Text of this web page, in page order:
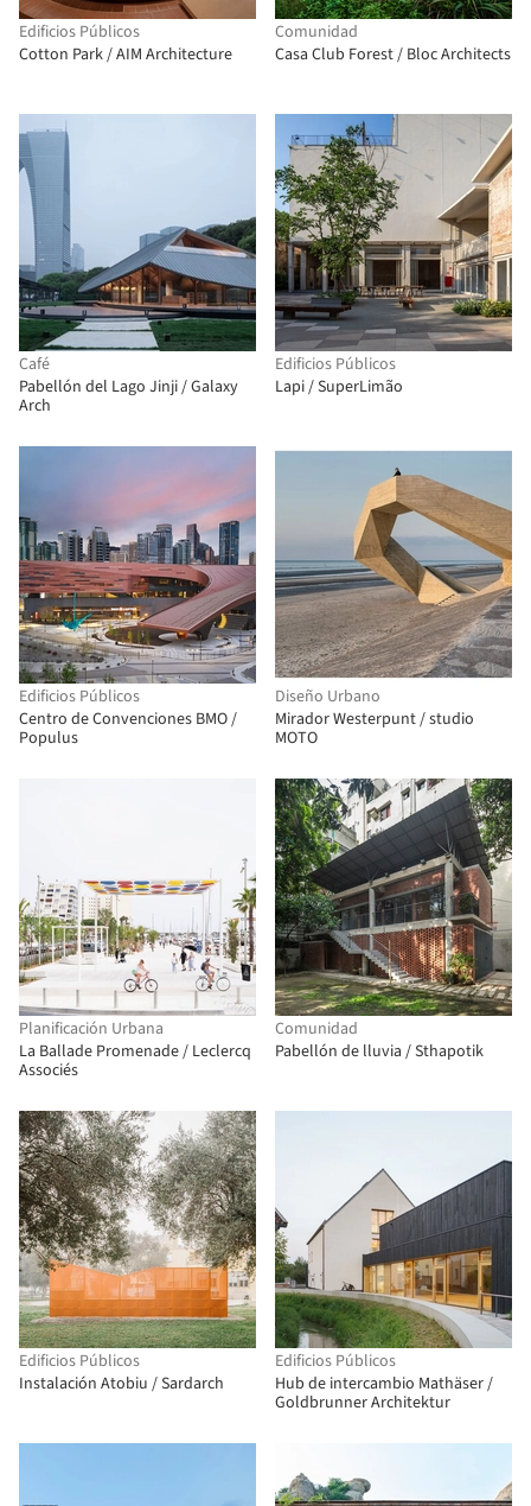
Edificios Públicos
Cotton Park / AIM Architecture
Comunidad
Casa Club Forest / Bloc Architects
Café
Pabellón del Lago Jinji / Galaxy
Arch
Edificios Públicos
Lapi / SuperLimão
Edificios Públicos
Centro de Convenciones BMO /
Populus
Diseño Urbano
Mirador Westerpunt / studio
MOTO
Planificación Urbana
La Ballade Promenade / Leclercq
Associés
Comunidad
Pabellón de lluvia / Sthapotik
Edificios Públicos
Instalación Atobiu / Sardarch
Edificios Públicos
Hub de intercambio Mathäser /
Goldbrunner Architektur